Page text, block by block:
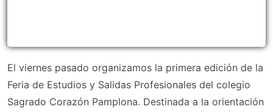
El viernes pasado organizamos la primera edición de la
Feria de Estudios y Salidas Profesionales del colegio
Sagrado Corazón Pamplona. Destinada a la orientación